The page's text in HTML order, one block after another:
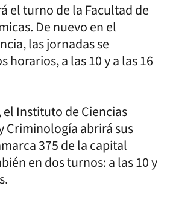
el turno de la Facultad de
De nuevo en el
las jornadas se
horarios, a las 10 y a las 16
el Instituto de Ciencias
Criminología abrirá sus
375 de la capital
en dos turnos: a las 10 y